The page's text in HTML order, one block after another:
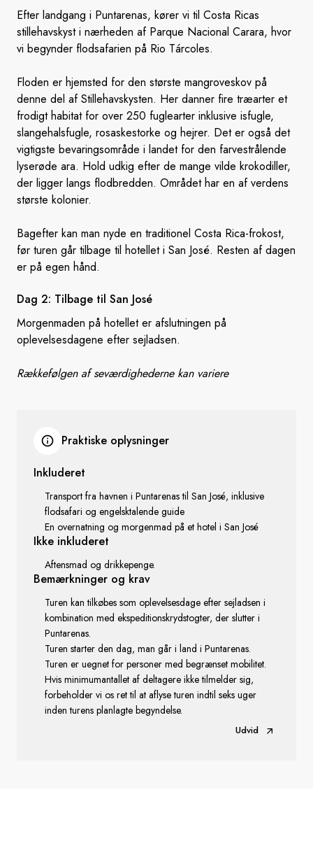
Efter landgang i Puntarenas, kører vi til Costa Ricas
stillehavskyst i nærheden af Parque Nacional Carara, hvor
vi begynder flodsafarien på Rio Tárcoles.
Floden er hjemsted for den største mangroveskov på
denne del af Stillehavskysten. Her danner fire træarter et
frodigt habitat for over 250 fuglearter inklusive isfugle,
slangehalsfugle, rosaskestorke og hejrer. Det er også det
vigtigste bevaringsområde i landet for den farvestrålende
lyserøde ara. Hold udkig efter de mange vilde krokodiller,
der ligger langs flodbredden. Området har en af verdens
største kolonier.
Bagefter kan man nyde en traditionel Costa Rica-frokost,
før turen går tilbage til hotellet i San José. Resten af dagen
er på egen hånd.
Dag 2: Tilbage til San José
Morgenmaden på hotellet er afslutningen på
oplevelsesdagene efter sejladsen.
Rækkefølgen af seværdighederne kan variere
Praktiske oplysninger
Inkluderet
Transport fra havnen i Puntarenas til San José, inklusive
flodsafari og engelsktalende guide
En overnatning og morgenmad på et hotel i San José
Ikke inkluderet
Aftensmad og drikkepenge.
Bemærkninger og krav
Turen kan tilkøbes som oplevelsesdage efter sejladsen i
kombination med ekspeditionskrydstogter, der slutter i
Puntarenas.
Turen starter den dag, man går i land i Puntarenas.
Turen er uegnet for personer med begrænset mobilitet.
Hvis minimumantallet af deltagere ikke tilmelder sig,
forbeholder vi os ret til at aflyse turen indtil seks uger
inden turens planlagte begyndelse.
Udvid